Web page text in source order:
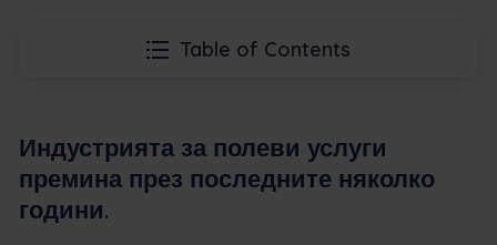
Table of Contents
Индустрията за полеви услуги
премина през последните няколко
години.